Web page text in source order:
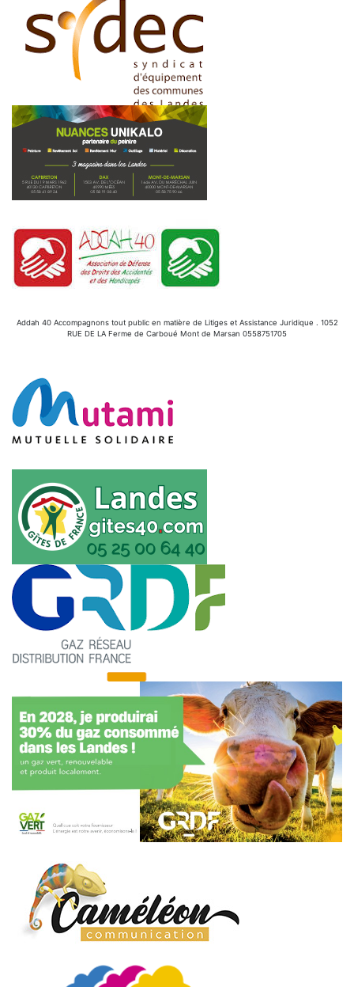
Addah 40 Accompagnons tout public en matière de Litiges et Assistance Juridique . 1052
RUE DE LA Ferme de Carboué Mont de Marsan 0558751705